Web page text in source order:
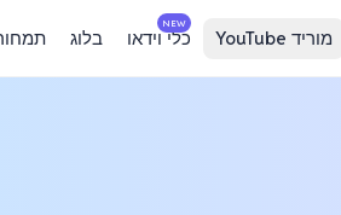
מוריד YouTube
NEW
כלי וידאו בלוג